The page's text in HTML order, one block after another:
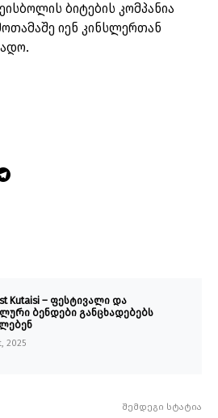
ბიტების კომპანია
იენ კინსლერთან
Kutaisi – ფესტივალი და
ბენდები განცხადებებს
2025
შემდეგი სტატია